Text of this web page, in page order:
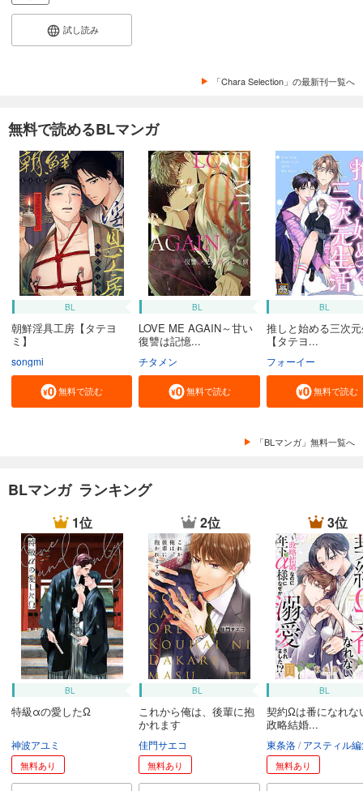
試し読み
「Chara Selection」の最新刊一覧へ
無料で読めるBLマンガ
BL
朝鮮淫具工房【タテヨ
ミ】
songmi
無料で読む
BL
LOVE ME AGAIN～甘い
復讐は記憶...
チタメン
無料で読む
BL
推しと始める三次
【タテヨ...
フォーイー
無料で読む
「BLマンガ」無料一覧へ
BLマンガ ランキング
1位
BL
特級αの愛したΩ
神波アユミ
無料あり
2位
BL
これから俺は、後輩に抱
かれます
佳門サエコ
無料あり
3位
BL
契約Ωは番になれな
政略結婚...
東条洛 アスティル
無料あり